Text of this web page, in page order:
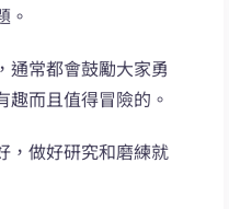
。
通常都會鼓勵大家勇
而且值得冒險的。
，做好研究和磨練就